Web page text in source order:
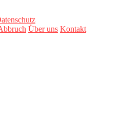
Über uns Kontakt